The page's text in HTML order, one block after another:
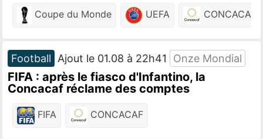
Coupe du Monde UEFA CONCACAF
Football Ajout le 01.08 à 22h41 Onze Mondial
FIFA : après le fiasco d'Infantino, la
Concacaf réclame des comptes
FIFA CONCACAF